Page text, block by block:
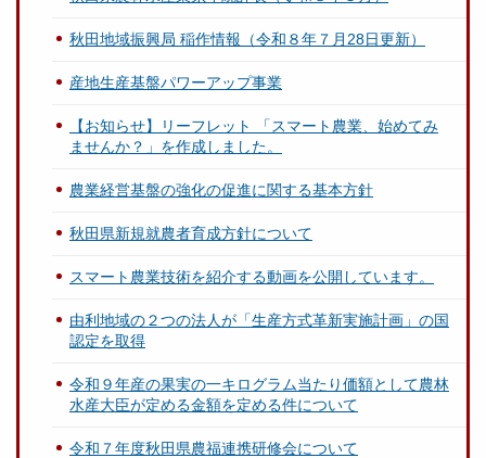
秋田地域振興局 稲作情報（令和８年７月28日更新）
産地生産基盤パワーアップ事業
【お知らせ】リーフレット 「スマート農業、始めてみ
ませんか？」を作成しました。
農業経営基盤の強化の促進に関する基本方針
秋田県新規就農者育成方針について
スマート農業技術を紹介する動画を公開しています。
由利地域の２つの法人が「生産方式革新実施計画」の国
認定を取得
令和９年産の果実の一キログラム当たり価額として農林
水産大臣が定める金額を定める件について
令和７年度秋田県農福連携研修会について